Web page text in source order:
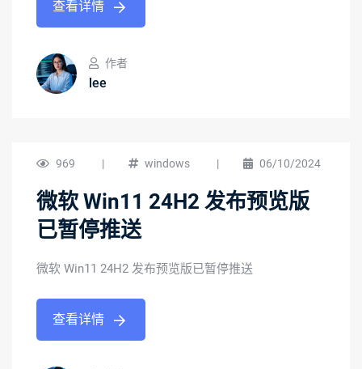
查看详情
作者
lee
969 | windows | 06/10/2024
微软 Win11 24H2 发布预览版
已暂停推送
微软 Win11 24H2 发布预览版已暂停推送
查看详情